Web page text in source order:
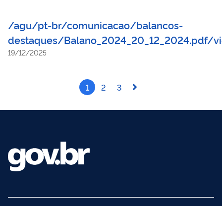
/agu/pt-br/comunicacao/balancos-
destaques/Balano_2024_20_12_2024.pdf/
19/12/2025
1 2 3